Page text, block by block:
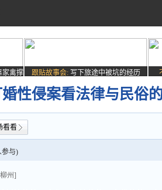
家禽撑
跟贴故事会: 写下旅途中被坑的经历
性侵案看法律与民俗
看看
参与)
州]